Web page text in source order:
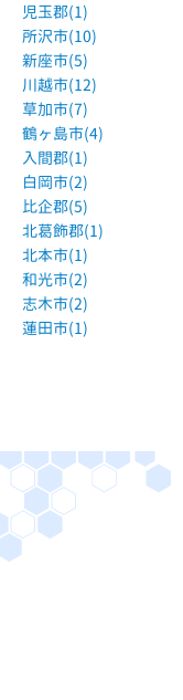
児玉郡(1)
所沢市(10)
新座市(5)
川越市(12)
草加市(7)
鶴ヶ島市(4)
入間郡(1)
白岡市(2)
比企郡(5)
北葛飾郡(1)
北本市(1)
和光市(2)
志木市(2)
蓮田市(1)